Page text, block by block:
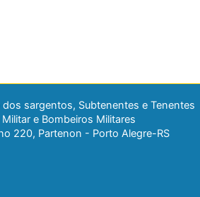
sargentos, Subtenentes e Tenentes
e Bombeiros Militares
220, Partenon - Porto Alegre-RS